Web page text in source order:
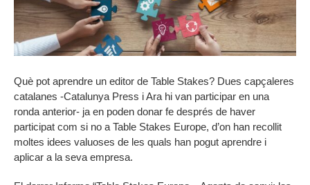
Què pot aprendre un editor de Table Stakes? Dues capçaleres
catalanes -Catalunya Press i Ara hi van participar en una
ronda anterior- ja en poden donar fe després de haver
participat com si no a Table Stakes Europe, d’on han recollit
moltes idees valuoses de les quals han pogut aprendre i
aplicar a la seva empresa.